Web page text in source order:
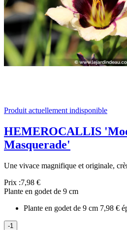
Produit actuellement indisponible
HEMEROCALLIS
Masquerade'
Une vivace magnifique et originale,
Prix :7,98 €
Plante en godet de 9 cm
Plante en godet de 9 cm 7,98 €
-1